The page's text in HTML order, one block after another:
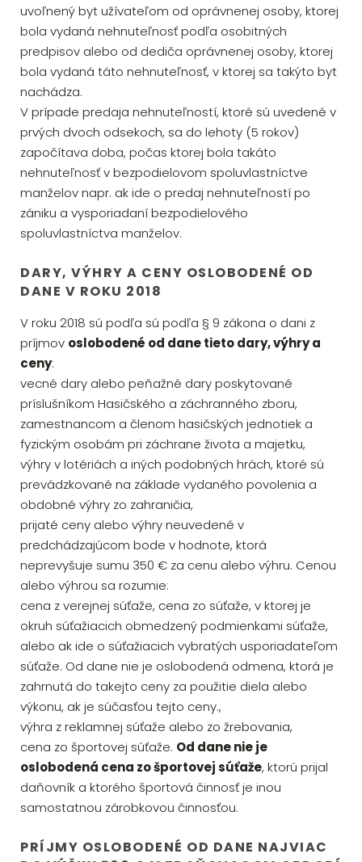
uvoľnený byt užívateľom od oprávnenej osoby, ktorej
bola vydaná nehnuteľnosť podľa osobitných
predpisov alebo od dediča oprávnenej osoby, ktorej
bola vydaná táto nehnuteľnosť, v ktorej sa takýto byt
nachádza.
V prípade predaja nehnuteľností, ktoré sú uvedené v
prvých dvoch odsekoch, sa do lehoty (5 rokov)
započítava doba, počas ktorej bola takáto
nehnuteľnosť v bezpodielovom spoluvlastníctve
manželov napr. ak ide o predaj nehnuteľností po
zániku a vysporiadaní bezpodielového
spoluvlastníctva manželov.
DARY, VÝHRY A CENY OSLOBODENÉ OD
DANE V ROKU 2018
V roku 2018 sú podľa sú podľa § 9 zákona o dani z
príjmov oslobodené od dane tieto dary, výhry a
ceny:
vecné dary alebo peňažné dary poskytované
príslušníkom Hasičského a záchranného zboru,
zamestnancom a členom hasičských jednotiek a
fyzickým osobám pri záchrane života a majetku,
výhry v lotériách a iných podobných hrách, ktoré sú
prevádzkované na základe vydaného povolenia a
obdobné výhry zo zahraničia,
prijaté ceny alebo výhry neuvedené v
predchádzajúcom bode v hodnote, ktorá
neprevyšuje sumu 350 € za cenu alebo výhru. Cenou
alebo výhrou sa rozumie:
cena z verejnej súťaže, cena zo súťaže, v ktorej je
okruh súťažiacich obmedzený podmienkami súťaže,
alebo ak ide o súťažiacich vybratých usporiadateľom
súťaže. Od dane nie je oslobodená odmena, ktorá je
zahrnutá do takejto ceny za použitie diela alebo
výkonu, ak je súčasťou tejto ceny.,
výhra z reklamnej súťaže alebo zo žrebovania,
cena zo športovej súťaže. Od dane nie je
oslobodená cena zo športovej súťaže, ktorú prijal
daňovník a ktorého športová činnosť je inou
samostatnou zárobkovou činnosťou.
PRÍJMY OSLOBODENÉ OD DANE NAJVIAC